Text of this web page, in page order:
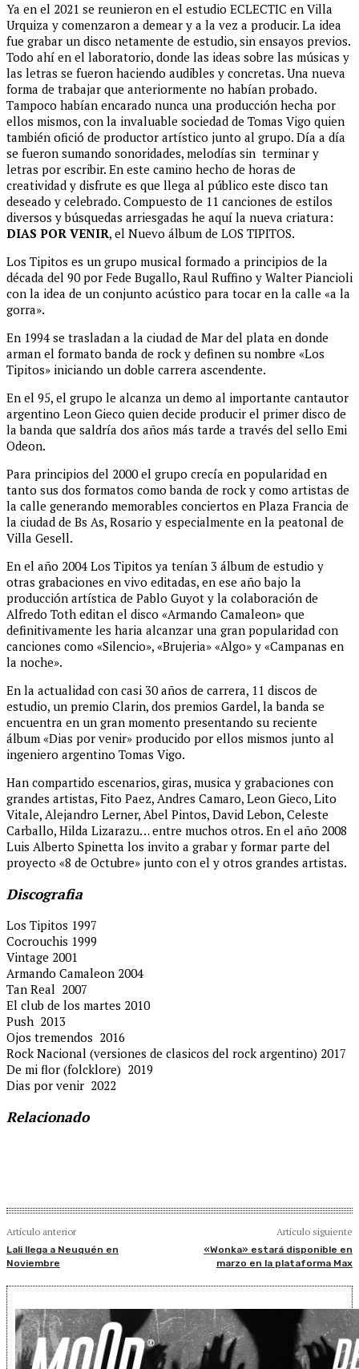
Ya en el 2021 se reunieron en el estudio ECLECTIC en Villa
Urquiza y comenzaron a demear y a la vez a producir. La idea
fue grabar un disco netamente de estudio, sin ensayos previos.
Todo ahí en el laboratorio, donde las ideas sobre las músicas y
las letras se fueron haciendo audibles y concretas. Una nueva
forma de trabajar que anteriormente no habían probado.
Tampoco habían encarado nunca una producción hecha por
ellos mismos, con la invaluable sociedad de Tomas Vigo quien
también ofició de productor artístico junto al grupo. Día a día
se fueron sumando sonoridades, melodías sin terminar y
letras por escribir. En este camino hecho de horas de
creatividad y disfrute es que llega al público este disco tan
deseado y celebrado. Compuesto de 11 canciones de estilos
diversos y búsquedas arriesgadas he aquí la nueva criatura:
DIAS POR VENIR, el Nuevo álbum de LOS TIPITOS.
Los Tipitos es un grupo musical formado a principios de la
década del 90 por Fede Bugallo, Raul Ruffino y Walter Piancioli
con la idea de un conjunto acústico para tocar en la calle «a la
gorra».
En 1994 se trasladan a la ciudad de Mar del plata en donde
arman el formato banda de rock y definen su nombre «Los
Tipitos» iniciando un doble carrera ascendente.
En el 95, el grupo le alcanza un demo al importante cantautor
argentino Leon Gieco quien decide producir el primer disco de
la banda que saldría dos años más tarde a través del sello Emi
Odeon.
Para principios del 2000 el grupo crecía en popularidad en
tanto sus dos formatos como banda de rock y como artistas de
la calle generando memorables conciertos en Plaza Francia de
la ciudad de Bs As, Rosario y especialmente en la peatonal de
Villa Gesell.
En el año 2004 Los Tipitos ya tenían 3 álbum de estudio y
otras grabaciones en vivo editadas, en ese año bajo la
producción artística de Pablo Guyot y la colaboración de
Alfredo Toth editan el disco «Armando Camaleon» que
definitivamente les haria alcanzar una gran popularidad con
canciones como «Silencio», «Brujeria» «Algo» y «Campanas en
la noche».
En la actualidad con casi 30 años de carrera, 11 discos de
estudio, un premio Clarin, dos premios Gardel, la banda se
encuentra en un gran momento presentando su reciente
álbum «Dias por venir» producido por ellos mismos junto al
ingeniero argentino Tomas Vigo.
Han compartido escenarios, giras, musica y grabaciones con
grandes artistas, Fito Paez, Andres Camaro, Leon Gieco, Lito
Vitale, Alejandro Lerner, Abel Pintos, David Lebon, Celeste
Carballo, Hilda Lizarazu… entre muchos otros. En el año 2008
Luis Alberto Spinetta los invito a grabar y formar parte del
proyecto «8 de Octubre» junto con el y otros grandes artistas.
Discografia
Los Tipitos 1997
Cocrouchis 1999
Vintage 2001
Armando Camaleon 2004
Tan Real 2007
El club de los martes 2010
Push 2013
Ojos tremendos 2016
Rock Nacional (versiones de clasicos del rock argentino) 2017
De mi flor (folcklore) 2019
Dias por venir 2022
Relacionado
Artículo anterior
Lali llega a Neuquén en
Noviembre
Artículo siguiente
«Wonka» estará disponible en
marzo en la plataforma Max